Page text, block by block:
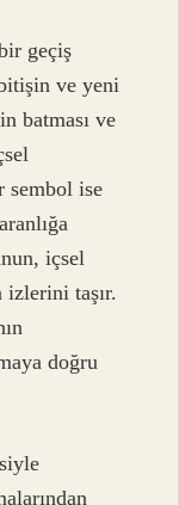
geçiş
ve yeni
batması ve
sembol ise
içsel
izlerini taşır.
doğru